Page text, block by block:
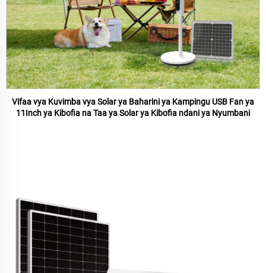
Vifaa vya Kuvimba vya Solar ya Baharini ya Kampingu USB Fan ya
11Inch ya Kibofia na Taa ya Solar ya Kibofia ndani ya Nyumbani